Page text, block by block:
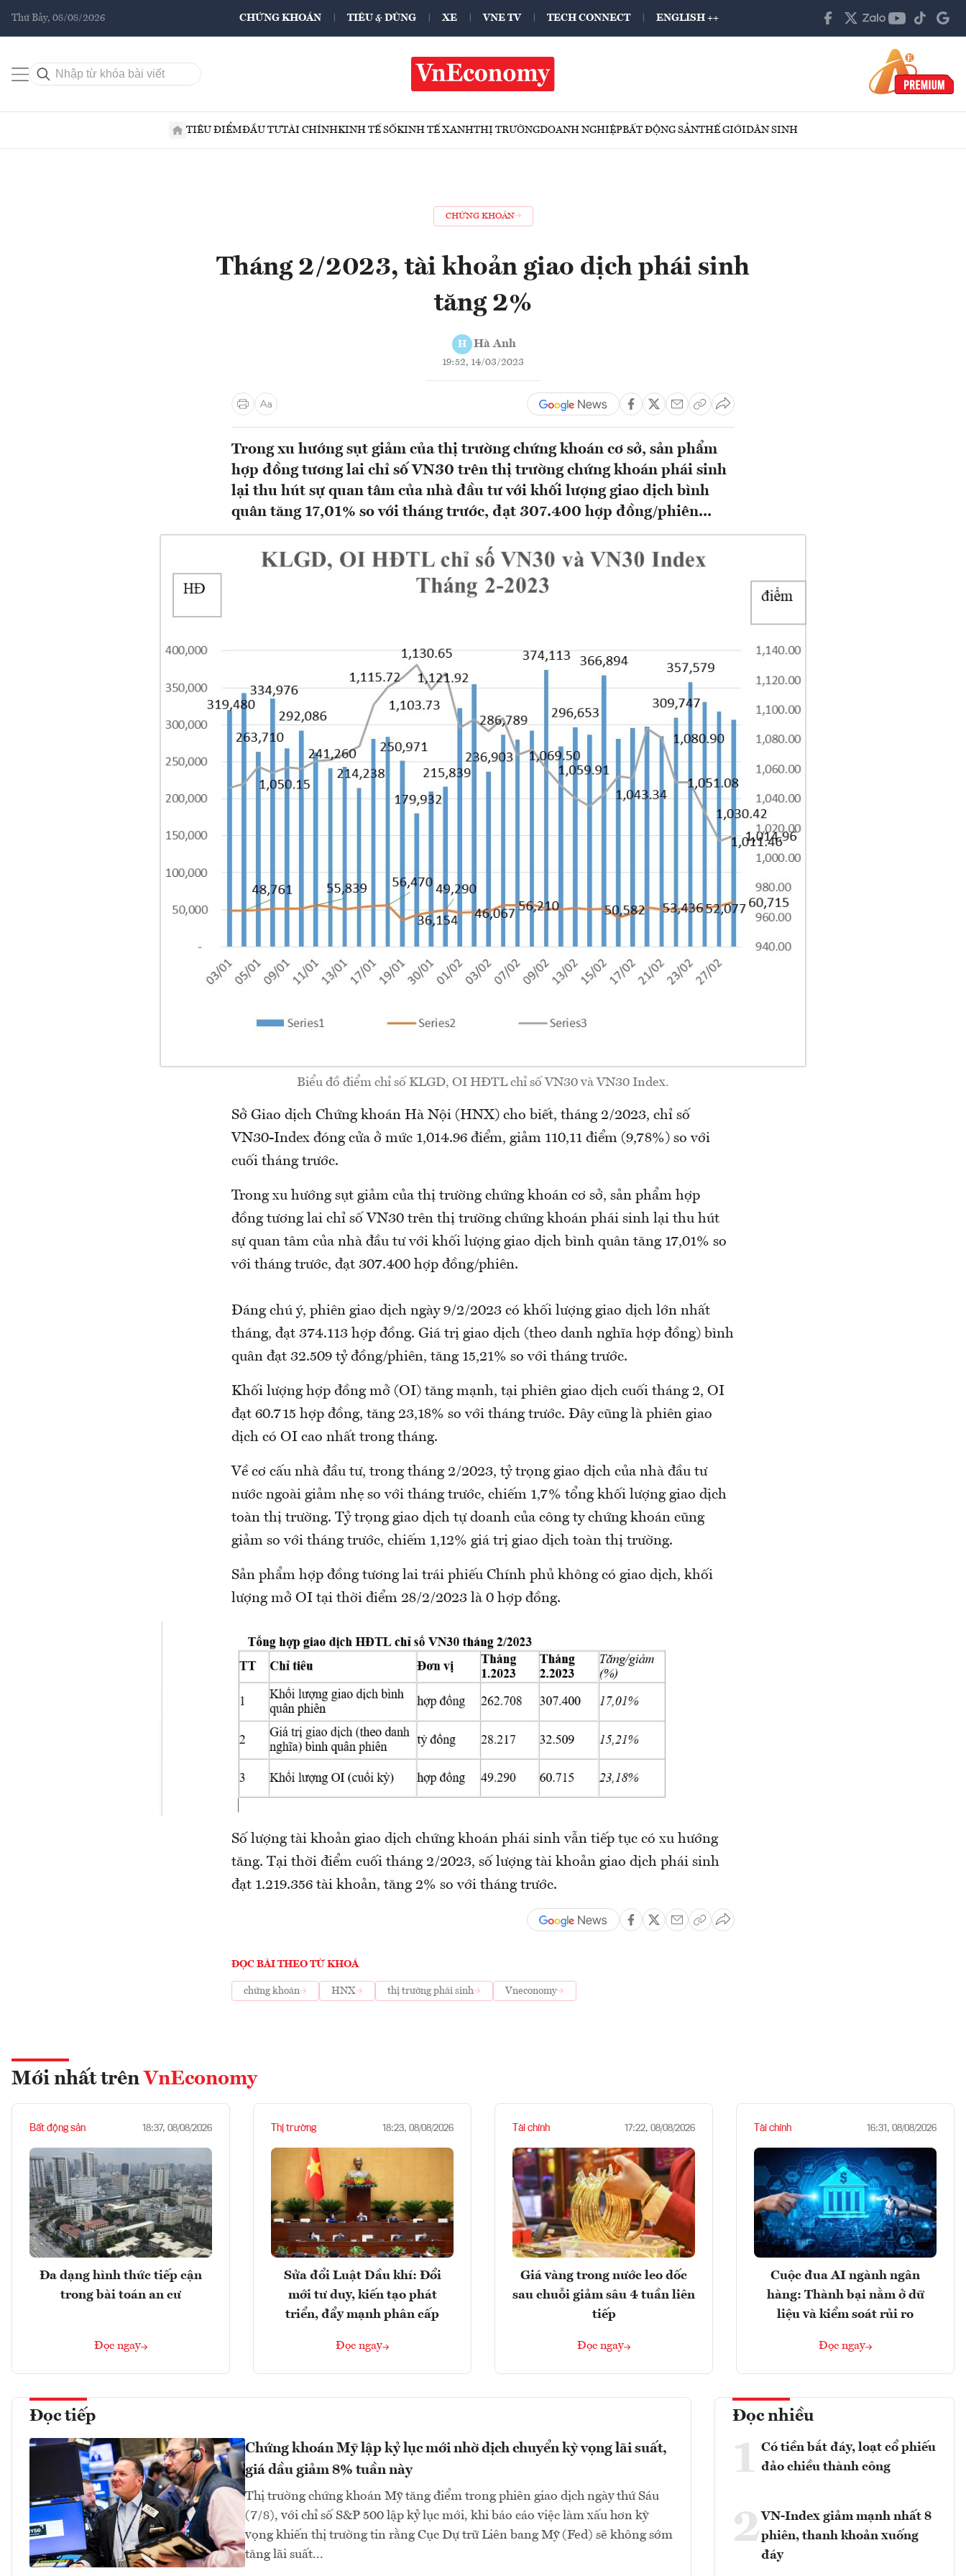
Thứ Bảy, 08/08/2026 CHỨNG KHOÁN TIÊU & DÙNG XE VNE TV TECH CONNECT ENGLISH ++
TIÊU ĐIỂMĐẦU TƯTÀI CHÍNHKINH TẾ SỐKINH TẾ XANHTHỊ TRƯỜNGDOANH NGHIỆPBẤT ĐỘNG SẢNTHẾ GIỚIDÂN SINH
CHỨNG KHOÁN
Tháng 2/2023, tài khoản giao dịch phái sinh
tăng 2%
H Hà Anh
19:52, 14/03/2023
Trong xu hướng sụt giảm của thị trường chứng khoán cơ sở, sản phẩm
hợp đồng tương lai chỉ số VN30 trên thị trường chứng khoán phái sinh
lại thu hút sự quan tâm của nhà đầu tư với khối lượng giao dịch bình
quân tăng 17,01% so với tháng trước, đạt 307.400 hợp đồng/phiên...
Biểu đồ điểm chỉ số KLGD, OI HĐTL chỉ số VN30 và VN30 Index.
Sở Giao dịch Chứng khoán Hà Nội (HNX) cho biết, tháng 2/2023, chỉ số
VN30-Index đóng cửa ở mức 1,014.96 điểm, giảm 110,11 điểm (9,78%) so với
cuối tháng trước.
Trong xu hướng sụt giảm của thị trường chứng khoán cơ sở, sản phẩm hợp
đồng tương lai chỉ số VN30 trên thị trường chứng khoán phái sinh lại thu hút
sự quan tâm của nhà đầu tư với khối lượng giao dịch bình quân tăng 17,01% so
với tháng trước, đạt 307.400 hợp đồng/phiên.
Đáng chú ý, phiên giao dịch ngày 9/2/2023 có khối lượng giao dịch lớn nhất
tháng, đạt 374.113 hợp đồng. Giá trị giao dịch (theo danh nghĩa hợp đồng) bình
quân đạt 32.509 tỷ đồng/phiên, tăng 15,21% so với tháng trước.
Khối lượng hợp đồng mở (OI) tăng mạnh, tại phiên giao dịch cuối tháng 2, OI
đạt 60.715 hợp đồng, tăng 23,18% so với tháng trước. Đây cũng là phiên giao
dịch có OI cao nhất trong tháng.
Về cơ cấu nhà đầu tư, trong tháng 2/2023, tỷ trọng giao dịch của nhà đầu tư
nước ngoài giảm nhẹ so với tháng trước, chiếm 1,7% tổng khối lượng giao dịch
toàn thị trường. Tỷ trọng giao dịch tự doanh của công ty chứng khoán cũng
giảm so với tháng trước, chiếm 1,12% giá trị giao dịch toàn thị trường.
Sản phẩm hợp đồng tương lai trái phiếu Chính phủ không có giao dịch, khối
lượng mở OI tại thời điểm 28/2/2023 là 0 hợp đồng.
Số lượng tài khoản giao dịch chứng khoán phái sinh vẫn tiếp tục có xu hướng
tăng. Tại thời điểm cuối tháng 2/2023, số lượng tài khoản giao dịch phái sinh
đạt 1.219.356 tài khoản, tăng 2% so với tháng trước.
ĐỌC BÀI THEO TỪ KHOÁ
chứng khoán HNX thị trường phái sinh Vneconomy
Mới nhất trên VnEconomy
Bất động sản 18:37, 08/08/2026
Đa dạng hình thức tiếp cận
trong bài toán an cư
Đọc ngay
Thị trường 18:23, 08/08/2026
Sửa đổi Luật Dầu khí: Đổi
mới tư duy, kiến tạo phát
triển, đẩy mạnh phân cấp
Đọc ngay
Tài chính 17:22, 08/08/2026
Giá vàng trong nước leo dốc
sau chuỗi giảm sâu 4 tuần liên
tiếp
Đọc ngay
Tài chính 16:31, 08/08/2026
Cuộc đua AI ngành ngân
hàng: Thành bại nằm ở dữ
liệu và kiểm soát rủi ro
Đọc ngay
Đọc tiếp
Chứng khoán Mỹ lập kỷ lục mới nhờ dịch chuyển kỳ vọng lãi suất,
giá dầu giảm 8% tuần này
Thị trường chứng khoán Mỹ tăng điểm trong phiên giao dịch ngày thứ Sáu
(7/8), với chỉ số S&P 500 lập kỷ lục mới, khi báo cáo việc làm xấu hơn kỳ
vọng khiến thị trường tin rằng Cục Dự trữ Liên bang Mỹ (Fed) sẽ không sớm
tăng lãi suất...
Đọc nhiều
1 Có tiền bắt đáy, loạt cổ phiếu
đảo chiều thành công
2VN-Index giảm mạnh nhất 8
phiên, thanh khoản xuống
đáy